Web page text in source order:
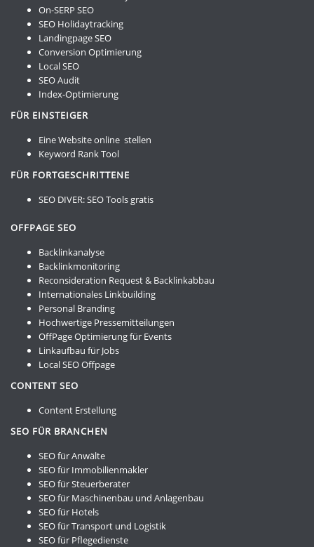
On-SERP SEO
SEO Holidaytracking
Landingpage SEO
Conversion Optimierung
Local SEO
SEO Audit
Index-Optimierung
FÜR EINSTEIGER
Eine Website online stellen
Keyword Rank Tool
FÜR FORTGESCHRITTENE
SEO DIVER:SEO Tools gratis
OFFPAGE SEO
Backlinkanalyse
Backlinkmonitoring
Reconsideration Request & Backlinkabbau
Internationales Linkbuilding
Personal Branding
Hochwertige Pressemitteilungen
OffPage Optimierung für Events
Linkaufbau für Jobs
Local SEO Offpage
CONTENT SEO
Content Erstellung
SEO FÜR BRANCHEN
SEO für Anwälte
SEO für Immobilienmakler
SEO für Steuerberater
SEO für Maschinenbau und Anlagenbau
SEO für Hotels
SEO für Transport und Logistik
SEO für Pflegedienste